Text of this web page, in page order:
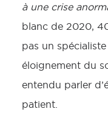
à une crise
blanc de 2020,
pas un
éloignement du
entendu parler
patient.